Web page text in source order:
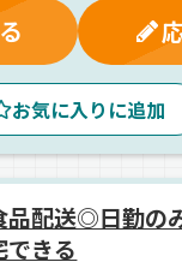
退職金制度
残業手当 昇給
朝 昼 夜 夕方
送 手積み
飲料水
員
お気に入りに追加
品配送◎日勤の
できる